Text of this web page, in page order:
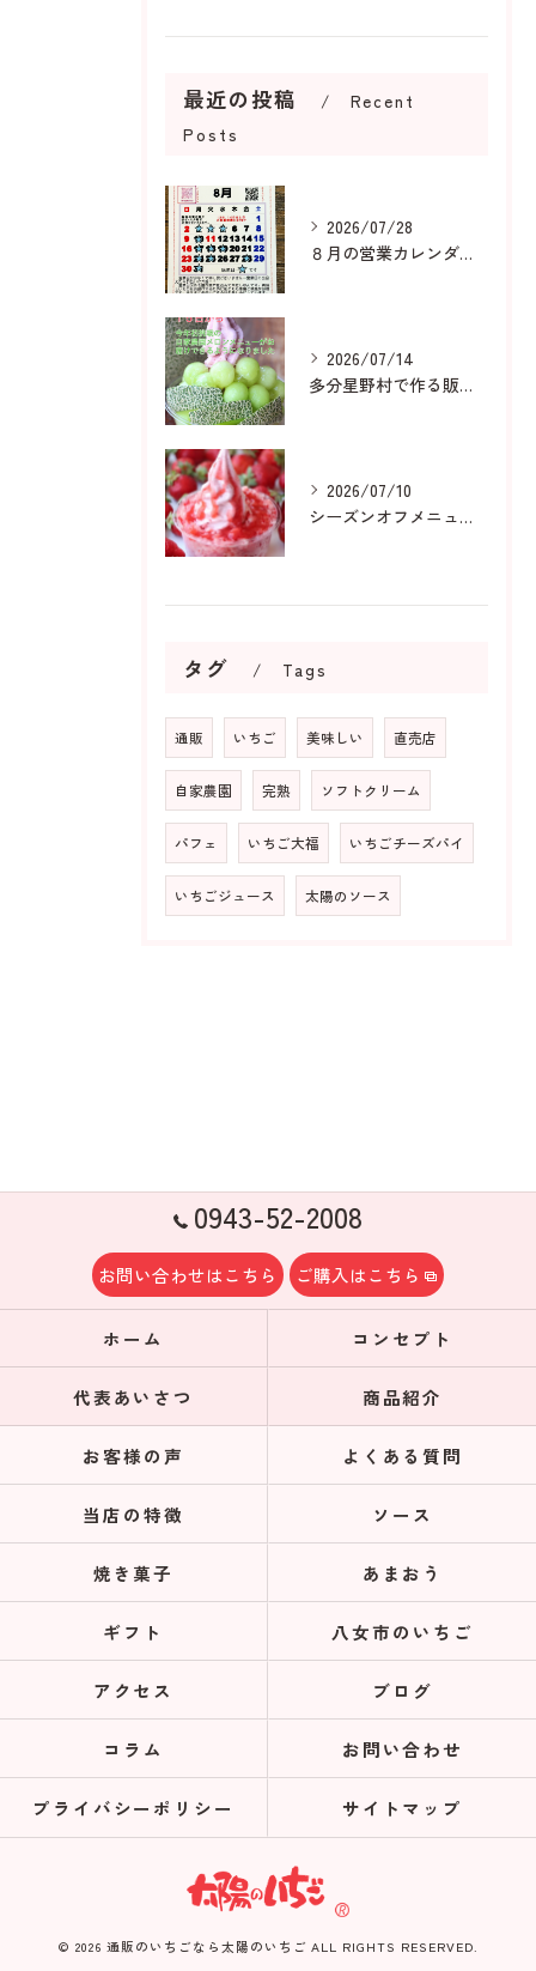
最近の投稿
Recent
Posts
2026/07/28
８月の営業カレンダーです
2026/07/14
多分星野村で作る販売用メロンは
2026/07/10
シーズンオフメニューも人気です
タグ Tags
通販 いちご 美味しい 直売店
自家農園 完熟 ソフトクリーム
パフェ いちご大福 いちごチーズパイ
いちごジュース 太陽のソース
0943-52-2008
お問い合わせはこちら ご購入はこちら
ホーム コンセプト
代表あいさつ 商品紹介
お客様の声 よくある質問
当店の特徴 ソース
焼き菓子 あまおう
ギフト 八女市のいちご
アクセス ブログ
コラム お問い合わせ
プライバシーポリシー サイトマップ
© 2026 通販のいちごなら太陽のいちご ALL RIGHTS RESERVED.